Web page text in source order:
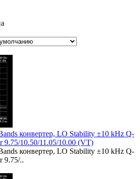
конвертер, LO Stability ±10 kHz Q-
9.75/10.50/11.05/10.00 (VT)
конвертер, LO Stability ±10 kHz Q-
9.75/..